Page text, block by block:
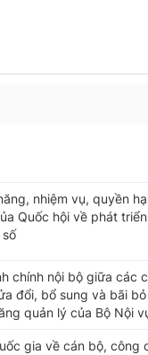
nhiệm vụ, quyền
Quốc hội về phát
chính nội bộ giữa các
đổi, bổ sung và bãi
quản lý của Bộ Nội
gia về cán bộ, công